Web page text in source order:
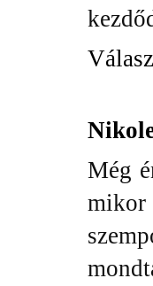
Válasz
Még